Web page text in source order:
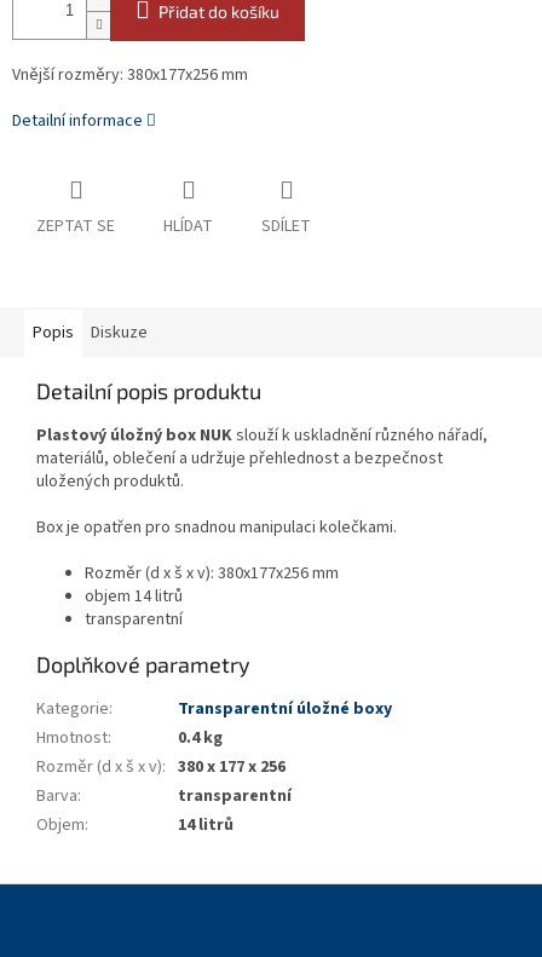
Přidat do košíku
Vnější rozměry: 380x177x256 mm
Detailní informace
ZEPTAT SE HLÍDAT SDÍLET
Popis Diskuze
Detailní popis produktu
Plastový úložný box NUKslouží k uskladnění různého nářadí,
materiálů, oblečení a udržuje přehlednost a bezpečnost
uložených produktů.
Box je opatřen pro snadnou manipulaci kolečkami.
Rozměr (d x š x v): 380x177x256 mm
objem 14 litrů
transparentní
Doplňkové parametry
Kategorie:
Transparentní úložné boxy
Hmotnost:
0.4 kg
Rozměr (d x š x v): 380 x 177 x 256
Barva:
transparentní
Objem: 14 litrů